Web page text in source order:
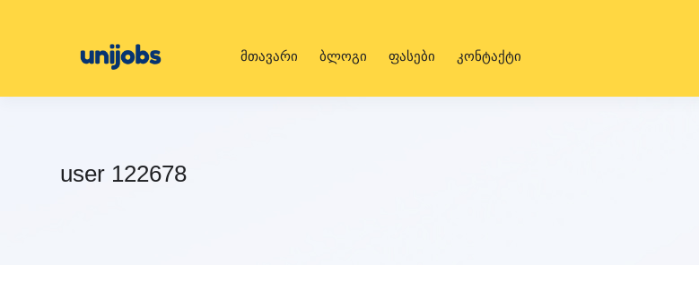
მთავარი ბლოგი ფასები კონტაქტი
user 122678